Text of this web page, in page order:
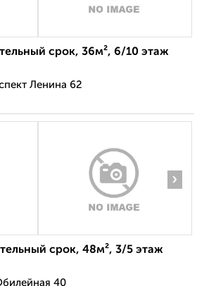
срок, 36м², 6/10 этаж
Ленина 62
›
срок, 48м², 3/5 этаж
40